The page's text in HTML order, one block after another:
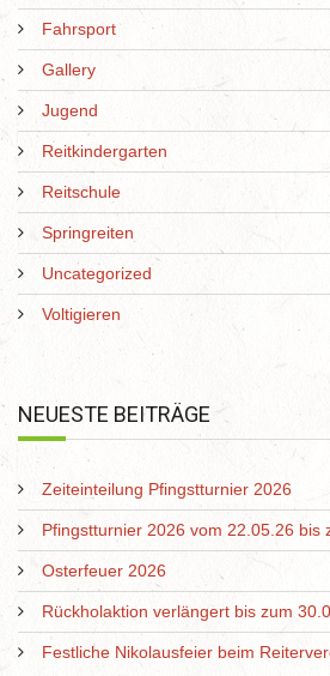
Fahrsport
Gallery
Jugend
Reitkindergarten
Reitschule
Springreiten
Uncategorized
Voltigieren
NEUESTE BEITRÄGE
Zeiteinteilung Pfingstturnier 2026
Pfingstturnier 2026 vom 22.05.26 bis
Osterfeuer 2026
Rückholaktion verlängert bis zum
Festliche Nikolausfeier beim